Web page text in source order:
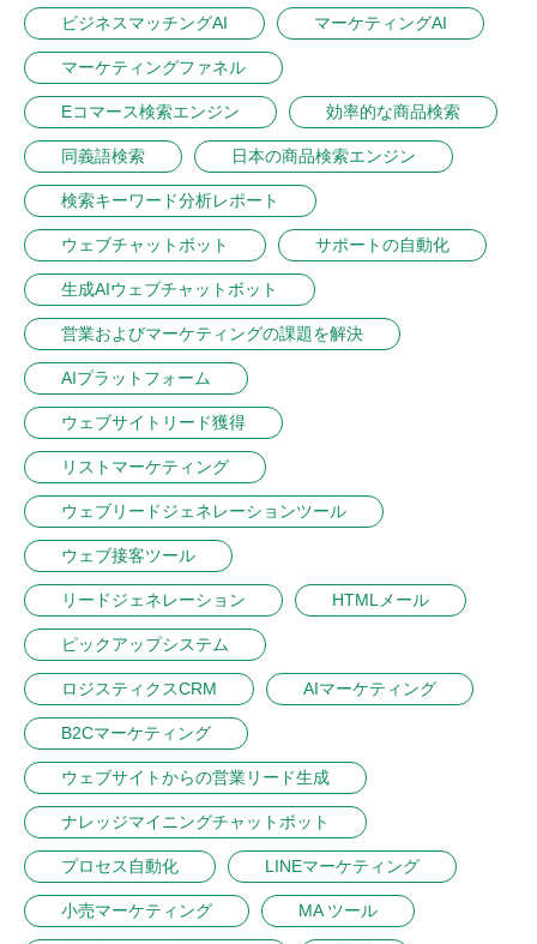
ビジネスマッチングAI マーケティングAI
マーケティングファネル
Eコマース検索エンジン 効率的な商品検索
同義語検索 日本の商品検索エンジン
検索キーワード分析レポート
ウェブチャットボット サポートの自動化
生成AIウェブチャットボット
営業およびマーケティングの課題を解決
AIプラットフォーム
ウェブサイトリード獲得
リストマーケティング
ウェブリードジェネレーションツール
ウェブ接客ツール
リードジェネレーション HTMLメール
ピックアップシステム
ロジスティクスCRM AIマーケティング
B2Cマーケティング
ウェブサイトからの営業リード生成
ナレッジマイニングチャットボット
プロセス自動化 LINEマーケティング
小売マーケティング MA ツール